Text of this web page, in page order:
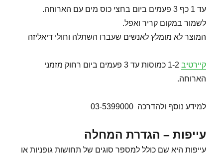
עד 1 כף 3 פעמים ביום בחצי כוס מים עם הארוחה.
לשמור במקום קריר ואפל.
המוצר לא מומלץ לאנשים שעברו השתלה וחולי דיאליזה
קיירטיב
1-2 כמוסות עד 3 פעמים ביום רחוק מזמני
הארוחה.
למידע נוסף ולהדרכה 03-5399000
עייפות – הגדרת המחלה
עייפות היא שם כולל למספר סוגים של תחושות גופניות או